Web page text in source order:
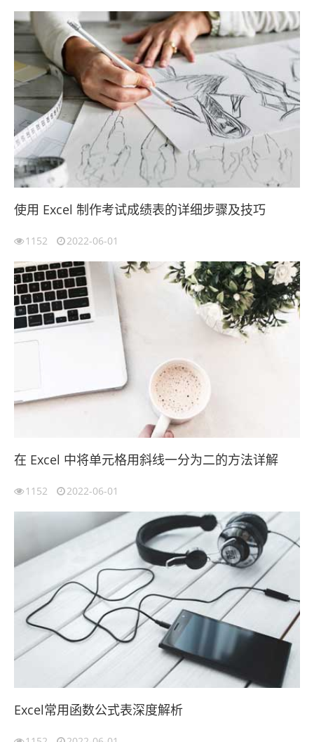
使用 Excel 制作考试成绩表的详细步骤及技巧
1152 2022-06-01
在 Excel 中将单元格用斜线一分为二的方法详解
1152 2022-06-01
Excel常用函数公式表深度解析